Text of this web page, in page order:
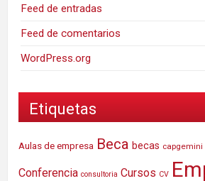
Feed de entradas
Feed de comentarios
WordPress.org
Etiquetas
Aulas de empresa Beca becas capgemini
Conferencia consultoria Cursos CV